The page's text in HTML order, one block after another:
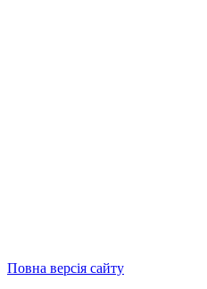
Повна версія сайту